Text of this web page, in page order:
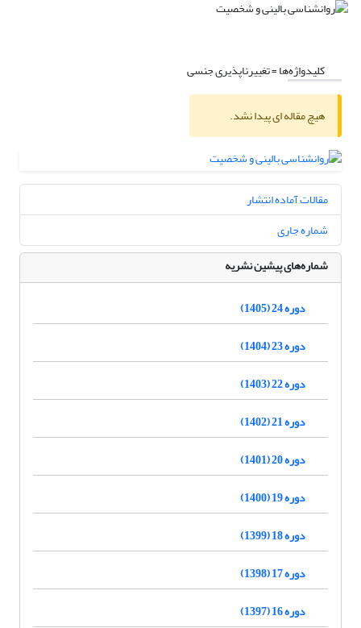
کلیدواژه‌ها =تغییرناپذیری جنسی
هیچ مقاله ای پیدا نشد.
مقالات آماده انتشار
شماره جاری
شماره‌های پیشین نشریه
دوره 24 (1405)
دوره 23 (1404)
دوره 22 (1403)
دوره 21 (1402)
دوره 20 (1401)
دوره 19 (1400)
دوره 18 (1399)
دوره 17 (1398)
دوره 16 (1397)